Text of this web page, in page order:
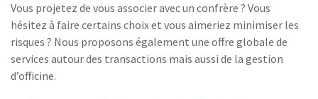
Vous projetez de vous associer avec un confrère ? Vous
hésitez à faire certains choix et vous aimeriez minimiser les
risques ? Nous proposons également une offre globale de
services autour des transactions mais aussi de la gestion
d’officine.